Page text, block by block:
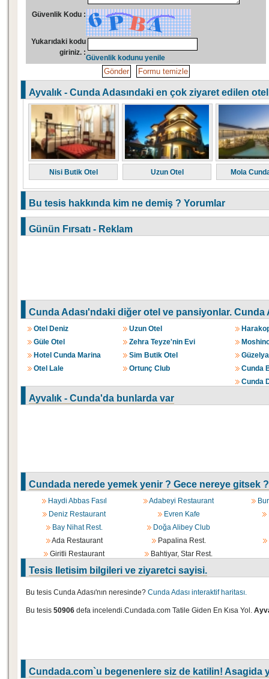
Güvenlik Kodu :
Yukarıdaki kodu
giriniz. :
Güvenlik kodunu yenile
Ayvalık - Cunda Adasındaki en çok ziyaret edilen
Nisi Butik Otel Uzun Otel Mola
Bu tesis hakkında kim ne demiş ? Yorumlar
Günün Fırsatı - Reklam
Cunda Adası'ndaki diğer otel ve pansiyonlar. Cunda
Otel Deniz Uzun Otel
Güle Otel
Zehra Teyze'nin Evi
Hotel Cunda Marina
Sim Butik Otel
Otel Lale
Ortunç Club
Cunda
Cunda
Ayvalık - Cunda'da bunlarda var
Cundada nerede yemek yenir ? Gece nereye gitsek
Haydi Abbas Fasıl Adabeyi Restaurant
Deniz Restaurant
Evren Kafe
Bay Nihat Rest.
Doğa Alibey Club
Ada Restaurant
Papalina Rest.
Giritli Restaurant
Bahtiyar, Star Rest.
Tesis Iletisim bilgileri ve ziyaretci sayisi.
Bu tesis Cunda Adası'nın neresinde? Cunda Adası interaktif haritası.
Bu tesis 50906 defa incelendi.Cundada.com Tatile Giden En Kısa Yol.
Cundada.com`u begenenlere siz de katilin!